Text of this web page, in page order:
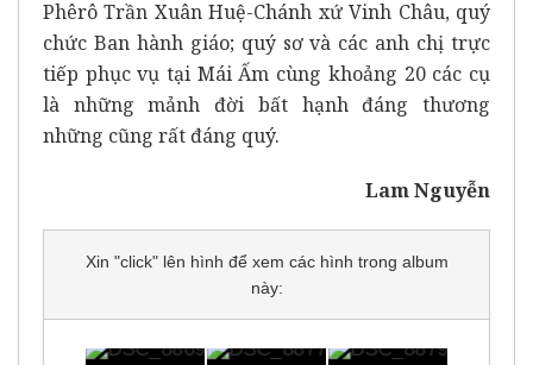
Phêrô Trần Xuân Huệ-Chánh xứ Vinh Châu, quý
chức Ban hành giáo; quý sơ và các anh chị trực
tiếp phục vụ tại Mái Ấm cùng khoảng 20 các cụ
là những mảnh đời bất hạnh đáng thương
những cũng rất đáng quý.
Lam Nguyễn
Xin "click" lên hình để xem các hình trong album
này: